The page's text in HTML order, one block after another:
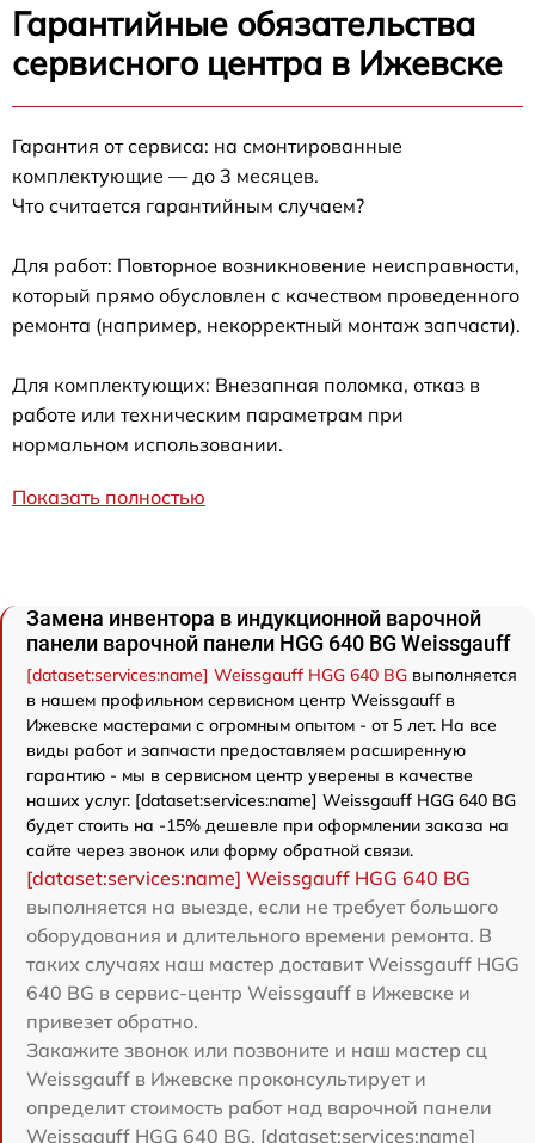
Гарантийные обязательства
сервисного центра в Ижевске
Гарантия от сервиса: на смонтированные
комплектующие — до 3 месяцев.
Что считается гарантийным случаем?
Для работ: Повторное возникновение неисправности,
который прямо обусловлен с качеством проведенного
ремонта (например, некорректный монтаж запчасти).
Для комплектующих: Внезапная поломка, отказ в
работе или техническим параметрам при
нормальном использовании.
Показать полностью
Замена инвентора в индукционной варочной
панели варочной панели HGG 640 BG Weissgauff
[dataset:services:name] Weissgauff HGG 640 BG выполняется
в нашем профильном сервисном центр Weissgauff в
Ижевске мастерами с огромным опытом - от 5 лет. На все
виды работ и запчасти предоставляем расширенную
гарантию - мы в сервисном центр уверены в качестве
наших услуг. [dataset:services:name] Weissgauff HGG 640 BG
будет стоить на -15% дешевле при оформлении заказа на
сайте через звонок или форму обратной связи.
[dataset:services:name] Weissgauff HGG 640 BG
выполняется на выезде, если не требует большого
оборудования и длительного времени ремонта. В
таких случаях наш мастер доставит Weissgauff HGG
640 BG в сервис-центр Weissgauff в Ижевске и
привезет обратно.
Закажите звонок или позвоните и наш мастер сц
Weissgauff в Ижевске проконсультирует и
определит стоимость работ над варочной панели
Weissgauff HGG 640 BG. [dataset:services:name]